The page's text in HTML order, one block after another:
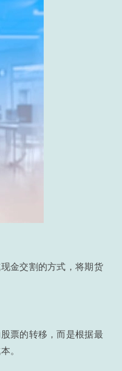
金交割的方式，将期货
票的转移，而是根据最
。